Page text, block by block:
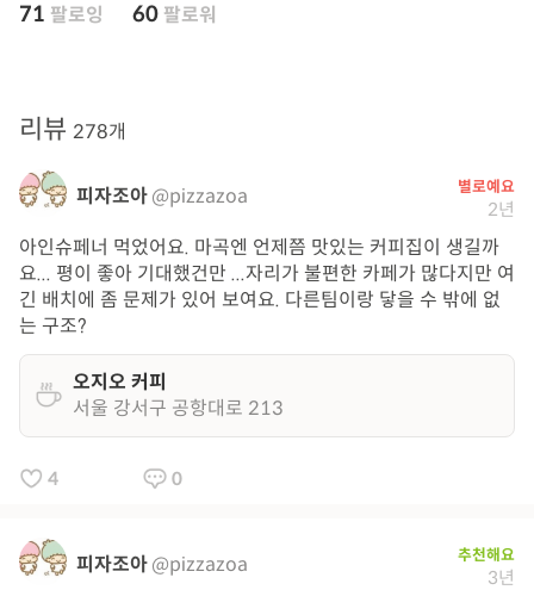
71 팔로잉 60 팔로워
리뷰 278개
피자조아@pizzazoa 별로예요
2년
아인슈페너 먹었어요. 마곡엔 언제쯤 맛있는 커피집이 생길까
요... 평이 좋아 기대했건만 ...자리가 불편한 카페가 많다지만 여
긴 배치에 좀 문제가 있어 보여요. 다른팀이랑 닿을 수 밖에 없
는 구조?
오지오 커피
서울 강서구 공항대로 213
4 0
피자조아@pizzazoa 추천해요
3년